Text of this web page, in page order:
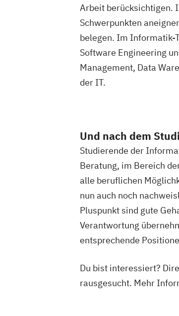
Arbeit berücksichtigen.
Schwerpunkten
belegen. Im Informatik-
Software Engineering
Management, Data
der IT.
Und nach dem
Studierende der
Beratung, im Bereich
alle beruflichen
nun auch noch
Pluspunkt sind gute
Verantwortung
entsprechende
Du bist interessiert?
rausgesucht. Mehr